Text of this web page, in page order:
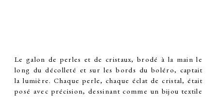
Le galon de perles et de cristaux,brodé à la main le
long du décolleté et sur les bords du boléro, captait
la lumière. Chaque perle, chaque éclat de cristal, était
posé avec précision, dessinant comme un bijou textile